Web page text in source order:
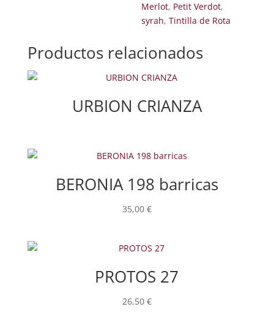
Merlot, Petit Verdot,
syrah,Tintilla de Rota
Productos relacionados
URBION CRIANZA
BERONIA 198 barricas
35,00 €
PROTOS 27
26,50 €